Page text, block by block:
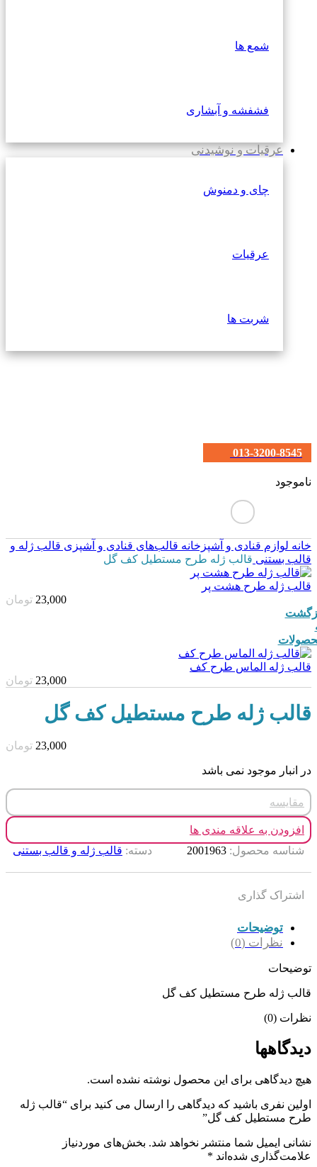
شمع ها
فشفشه و آبشاری
عرقیات و نوشیدنی
چای و دمنوش
عرقیات
شربت ها
013-3200-8545
ناموجود
خانه لوازم قنادی و آشپزخانه قالب‌های قنادی و آشپزی قالب ژله و
قالب بستنی قالب ژله طرح مستطیل کف گل
قالب ژله طرح هشت پر
23,000 تومان
قالب ژله الماس طرح کف
23,000 تومان
قالب ژله طرح مستطیل کف گل
23,000 تومان
در انبار موجود نمی باشد
مقایسه
افزودن به علاقه مندی ها
شناسه محصول: 2001963 دسته: قالب ژله و قالب بستنی
اشتراک گذاری
توضیحات
نظرات (0)
توضیحات
قالب ژله طرح مستطیل کف گل
نظرات (0)
دیدگاهها
هیچ دیدگاهی برای این محصول نوشته نشده است.
اولین نفری باشید که دیدگاهی را ارسال می کنید برای “قالب ژله
طرح مستطیل کف گل”
نشانی ایمیل شما منتشر نخواهد شد. بخش‌های موردنیاز
علامت‌گذاری شده‌اند *